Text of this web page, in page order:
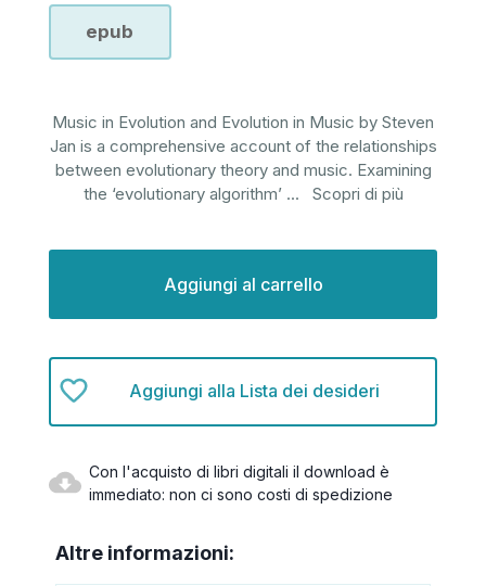
epub
Music in Evolution and Evolution in Music by Steven
Jan is a comprehensive account of the relationships
between evolutionary theory and music. Examining
the ‘evolutionary algorithm’ ... Scopri di più
Aggiungi alla Lista dei desideri
Con l'acquisto di libri digitali il download è
immediato: non ci sono costi di spedizione
Altre informazioni: